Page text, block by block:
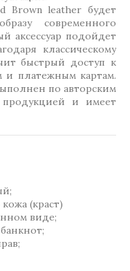
Вrown leather будет
современного
аксессуар подойдет
классическому
быстрый доступ к
и платежным картам.
по авторским
и имеет
(краст)
виде;